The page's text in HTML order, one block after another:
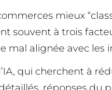
mieux
souvent à trois
mal alignée avec les
qui cherchent à
réponses du